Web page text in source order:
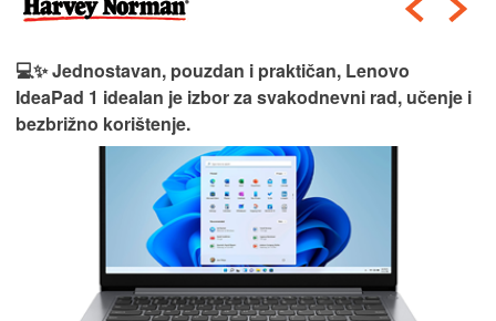
💻✨ Jednostavan, pouzdan i praktičan, Lenovo
IdeaPad 1 idealan je izbor za svakodnevni rad, učenje i
bezbrižno korištenje.